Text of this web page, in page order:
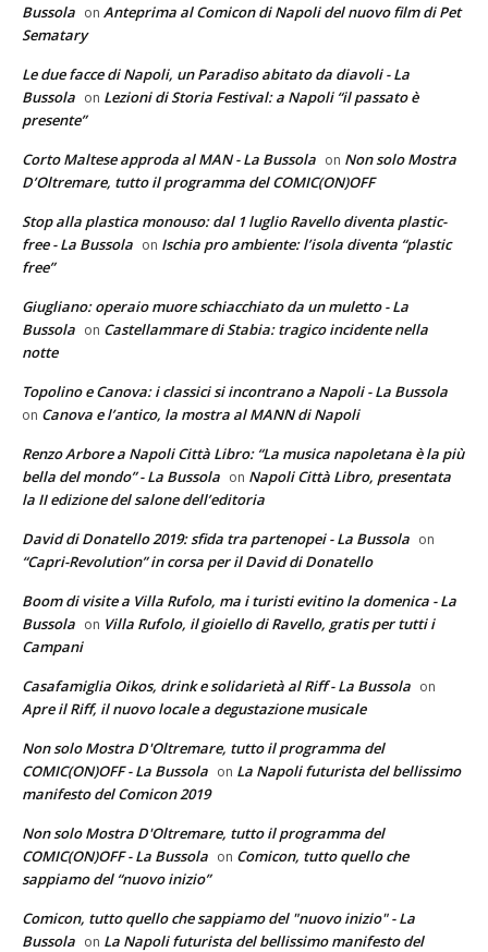
Bussola on Anteprima al Comicon di Napoli del nuovo film di Pet
Sematary
Le due facce di Napoli, un Paradiso abitato da diavoli - La
Bussola on Lezioni di Storia Festival: a Napoli “il passato è
presente”
Corto Maltese approda al MAN - La Bussola on Non solo Mostra
D’Oltremare, tutto il programma del COMIC(ON)OFF
Stop alla plastica monouso: dal 1 luglio Ravello diventa plastic-
free - La Bussola on Ischia pro ambiente: l’isola diventa “plastic
free”
Giugliano: operaio muore schiacchiato da un muletto - La
Bussola on Castellammare di Stabia: tragico incidente nella
notte
Topolino e Canova: i classici si incontrano a Napoli - La Bussola
on Canova e l’antico, la mostra al MANN di Napoli
Renzo Arbore a Napoli Città Libro: “La musica napoletana è la più
bella del mondo” - La Bussola on Napoli Città Libro, presentata
la II edizione del salone dell’editoria
David di Donatello 2019: sfida tra partenopei - La Bussola on
“Capri-Revolution” in corsa per il David di Donatello
Boom di visite a Villa Rufolo, ma i turisti evitino la domenica - La
Bussola on Villa Rufolo, il gioiello di Ravello, gratis per tutti i
Campani
Casafamiglia Oikos, drink e solidarietà al Riff - La Bussola on
Apre il Riff, il nuovo locale a degustazione musicale
Non solo Mostra D'Oltremare, tutto il programma del
COMIC(ON)OFF - La Bussola on La Napoli futurista del bellissimo
manifesto del Comicon 2019
Non solo Mostra D'Oltremare, tutto il programma del
COMIC(ON)OFF - La Bussola on Comicon, tutto quello che
sappiamo del “nuovo inizio”
Comicon, tutto quello che sappiamo del "nuovo inizio" - La
Bussola on La Napoli futurista del bellissimo manifesto del